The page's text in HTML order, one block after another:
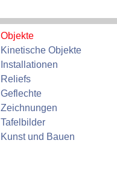
Objekte
Kinetische Objekte
Installationen
Reliefs
Geflechte
Zeichnungen
Tafelbilder
Kunst und Bauen